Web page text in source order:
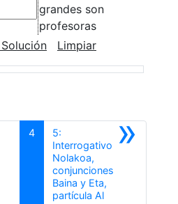
grandes son
profesoras
Limpiar
4 »
5:
Interrogativo
Nolakoa,
conjunciones
Baina y Eta,
partícula AlSiguiente